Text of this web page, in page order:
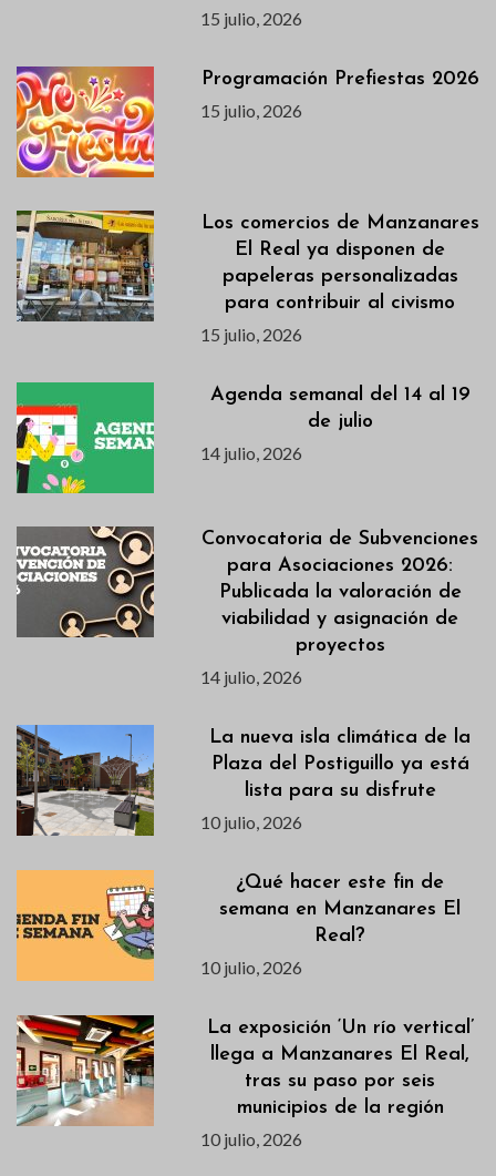
15 julio, 2026
Programación Prefiestas 2026
15 julio, 2026
Los comercios de Manzanares
El Real ya disponen de
papeleras personalizadas
para contribuir al civismo
15 julio, 2026
Agenda semanal del 14 al 19
de julio
14 julio, 2026
Convocatoria de Subvenciones
para Asociaciones 2026:
Publicada la valoración de
viabilidad y asignación de
proyectos
14 julio, 2026
La nueva isla climática de la
Plaza del Postiguillo ya está
lista para su disfrute
10 julio, 2026
¿Qué hacer este fin de
semana en Manzanares El
Real?
10 julio, 2026
La exposición ‘Un río vertical’
llega a Manzanares El Real,
tras su paso por seis
municipios de la región
10 julio, 2026